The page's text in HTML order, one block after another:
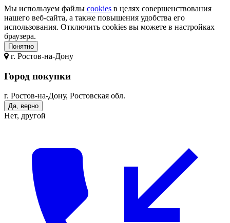
Мы используем файлы cookies в целях совершенствования
нашего веб-сайта, а также повышения удобства его
использования. Отключить cookies вы можете в настройках
браузера.
Понятно
г. Ростов-на-Дону
Город покупки
г. Ростов-на-Дону, Ростовская обл.
Да, верно
Нет, другой